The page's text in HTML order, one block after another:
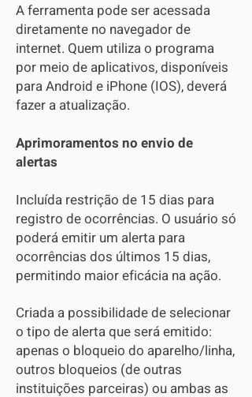
A ferramenta pode ser acessada
diretamente no navegador de
internet. Quem utiliza o programa
por meio de aplicativos, disponíveis
para Android e iPhone (IOS), deverá
fazer a atualização.
Aprimoramentos no envio de
alertas
Incluída restrição de 15 dias para
registro de ocorrências. O usuário só
poderá emitir um alerta para
ocorrências dos últimos 15 dias,
permitindo maior eficácia na ação.
Criada a possibilidade de selecionar
o tipo de alerta que será emitido:
apenas o bloqueio do aparelho/linha,
outros bloqueios (de outras
instituições parceiras) ou ambas as